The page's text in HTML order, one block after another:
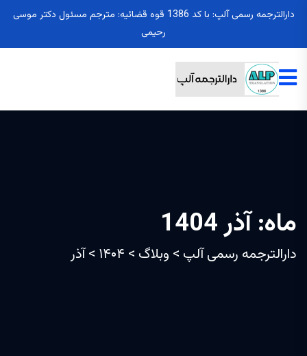
دارالترجمه رسمی آلپ: با کد 1386 قوه قضائیه: مترجم مسئول دکتر موسی
رحیمی
ماه:آذر 1404
دارالترجمه رسمی آلپ > وبلاگ > ۱۴۰۴ >آذر